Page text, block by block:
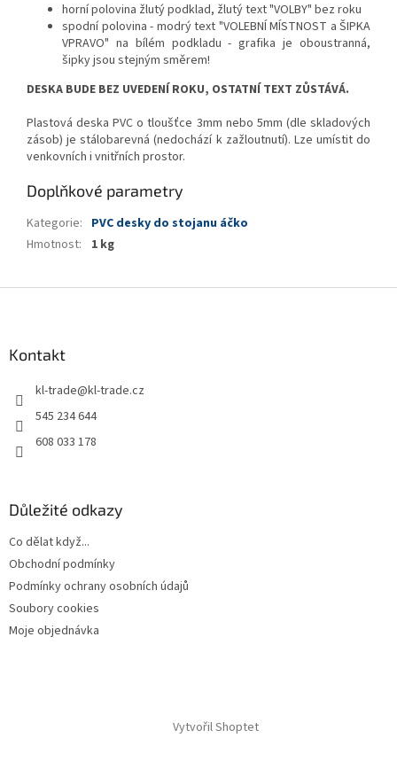
horní polovina žlutý podklad, žlutý text "VOLBY" bez roku
spodní polovina - modrý text "VOLEBNÍ MÍSTNOST a ŠIPKA
VPRAVO" na bílém podkladu - grafika je oboustranná,
šipky jsou stejným směrem!
DESKA BUDE BEZ UVEDENÍ ROKU, OSTATNÍ TEXT ZŮSTÁVÁ.
Plastová deska PVC o tloušťce 3mm nebo 5mm (dle skladových
zásob) je stálobarevná (nedochází k zažloutnutí). Lze umístit do
venkovních i vnitřních prostor.
Doplňkové parametry
Kategorie: PVC desky do stojanu áčko
Hmotnost: 1 kg
Kontakt
kl-trade@kl-trade.cz
545 234 644
608 033 178
Důležité odkazy
Co dělat když...
Obchodní podmínky
Podmínky ochrany osobních údajů
Soubory cookies
Moje objednávka
Vytvořil Shoptet